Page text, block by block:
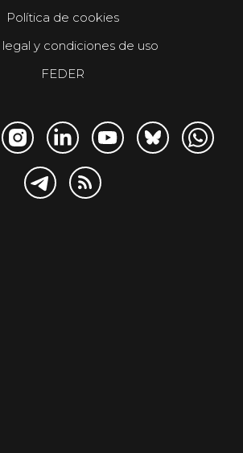
Política de cookies
legal y condiciones de uso
FEDER